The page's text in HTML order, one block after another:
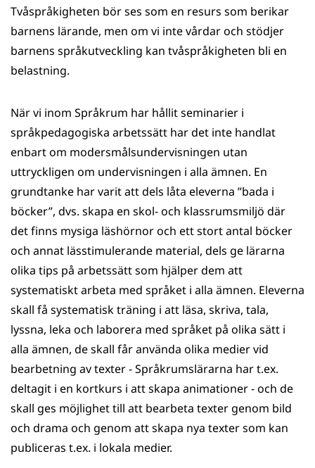
Tvåspråkigheten bör ses som en resurs som berikar
barnens lärande, men om vi inte vårdar och stödjer
barnens språkutveckling kan tvåspråkigheten bli en
belastning.
När vi inom Språkrum har hållit seminarier i
språkpedagogiska arbetssätt har det inte handlat
enbart om modersmålsundervisningen utan
uttryckligen om undervisningen i alla ämnen. En
grundtanke har varit att dels låta eleverna ”bada i
böcker”, dvs. skapa en skol- och klassrumsmiljö där
det finns mysiga läshörnor och ett stort antal böcker
och annat lässtimulerande material, dels ge lärarna
olika tips på arbetssätt som hjälper dem att
systematiskt arbeta med språket i alla ämnen. Eleverna
skall få systematisk träning i att läsa, skriva, tala,
lyssna, leka och laborera med språket på olika sätt i
alla ämnen, de skall får använda olika medier vid
bearbetning av texter - Språkrumslärarna har t.ex.
deltagit i en kortkurs i att skapa animationer - och de
skall ges möjlighet till att bearbeta texter genom bild
och drama och genom att skapa nya texter som kan
publiceras t.ex. i lokala medier.